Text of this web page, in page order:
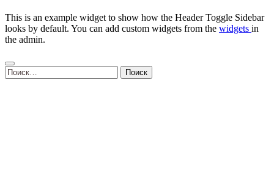
This is an example widget to show how the Header Toggle Sidebar
looks by default. You can add custom widgets from the widgets in
the admin.
Найти: